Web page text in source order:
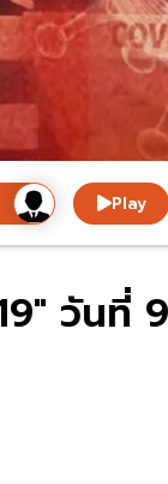
Play
วัน